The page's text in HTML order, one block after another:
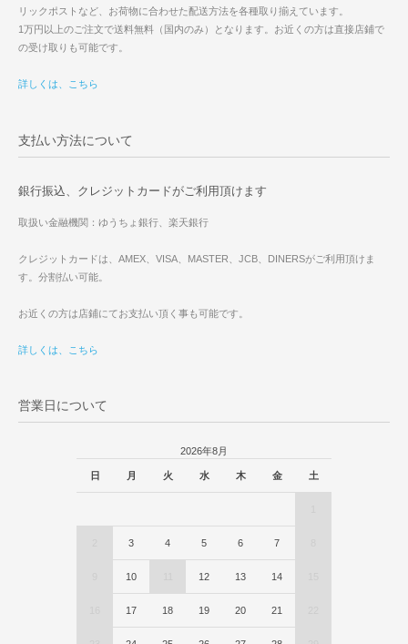
リックポストなど、お荷物に合わせた配送方法を各種取り揃えています。
1万円以上のご注文で送料無料（国内のみ）となります。お近くの方は直接店鋪で
の受け取りも可能です。
詳しくは、こちら
支払い方法について
銀行振込、クレジットカードがご利用頂けます
取扱い金融機関：ゆうちょ銀行、楽天銀行
クレジットカードは、AMEX、VISA、MASTER、JCB、DINERSがご利用頂けま
す。分割払い可能。
お近くの方は店鋪にてお支払い頂く事も可能です。
詳しくは、こちら
営業日について
2026年8月
日 月 火 水 木 金 土
3 4 5 6 7
10 12 13 14
17 18 19 20 21